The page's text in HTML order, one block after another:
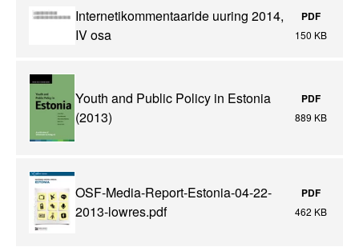
Internetikommentaaride uuring 2014,
IV osa
PDF
150 KB
Youth and Public Policy in Estonia
(2013)
PDF
889 KB
OSF-Media-Report-Estonia-04-22-
2013-lowres.pdf
PDF
462 KB